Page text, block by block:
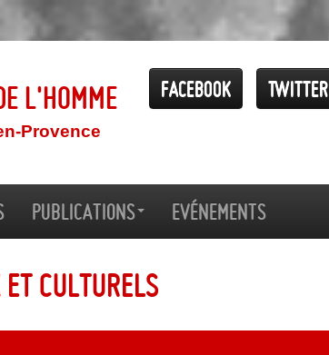
Twitter
Facebook
l'Homme
Provence
Publications Evénements
et culturels